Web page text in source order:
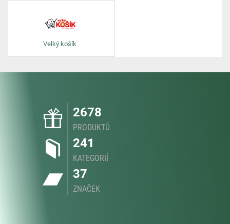
Velký košík
2678
PRODUKTŮ
241
KATEGORIÍ
37
ZNAČEK